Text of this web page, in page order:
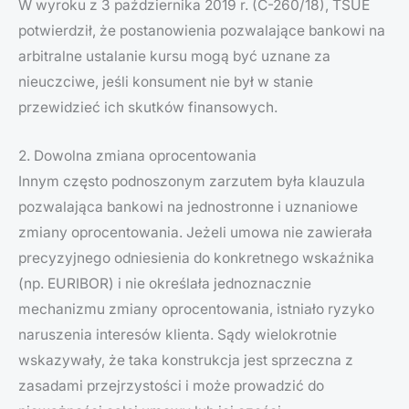
W wyroku z 3 października 2019 r. (C-260/18), TSUE
potwierdził, że postanowienia pozwalające bankowi na
arbitralne ustalanie kursu mogą być uznane za
nieuczciwe, jeśli konsument nie był w stanie
przewidzieć ich skutków finansowych.
2. Dowolna zmiana oprocentowania
Innym często podnoszonym zarzutem była klauzula
pozwalająca bankowi na jednostronne i uznaniowe
zmiany oprocentowania. Jeżeli umowa nie zawierała
precyzyjnego odniesienia do konkretnego wskaźnika
(np. EURIBOR) i nie określała jednoznacznie
mechanizmu zmiany oprocentowania, istniało ryzyko
naruszenia interesów klienta. Sądy wielokrotnie
wskazywały, że taka konstrukcja jest sprzeczna z
zasadami przejrzystości i może prowadzić do